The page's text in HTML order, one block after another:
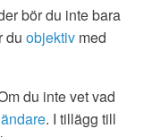
bör du inte bara
du objektiv med
du inte vet vad
. I tillägg till